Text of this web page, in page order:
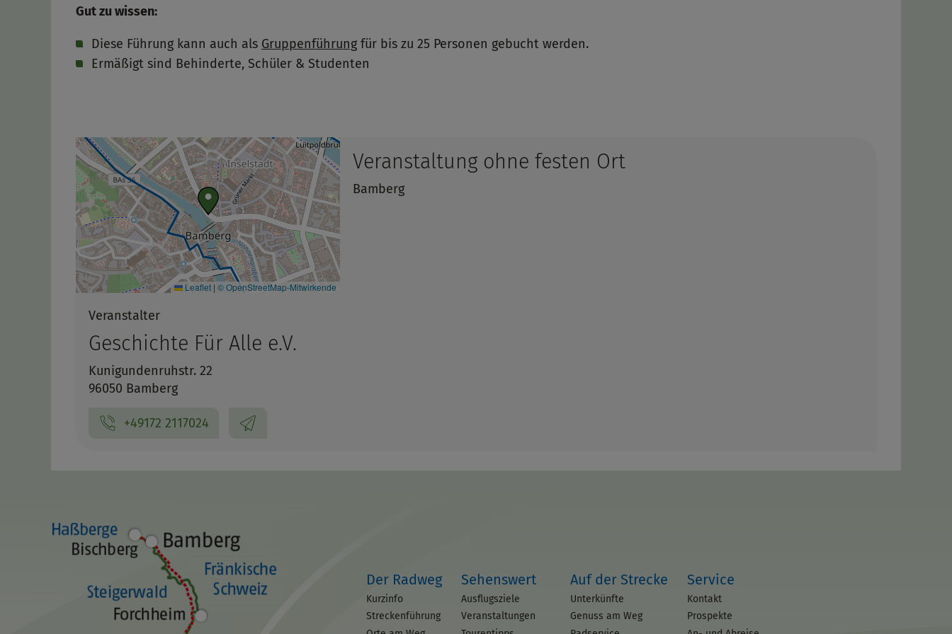
Gut zu wissen:
Diese Führung kann auch als Gruppenführung für bis zu 25 Personen gebucht werden.
Ermäßigt sind Behinderte, Schüler & Studenten
Leaflet | © OpenStreetMap-Mitwirkende
Veranstaltung ohne festen Ort
Bamberg
Veranstalter
Geschichte Für Alle e.V.
Kunigundenruhstr. 22
96050 Bamberg
+49172 2117024
Der Radweg
Kurzinfo
Streckenführung
Sehenswert
Ausflugsziele
Veranstaltungen
Auf der Strecke
Unterkünfte
Genuss am Weg
Service
Kontakt
Prospekte